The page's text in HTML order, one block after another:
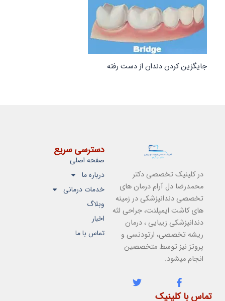
جایگزین کردن دندان از دست رفته
در کلینیک تخصصی دکتر
محمدرضا دل آرام درمان های
تخصصی دندانپزشکی در زمینه
های کاشت ایمپلنت، جراحی لثه
دندانپزشکی زیبایی ، درمان
ریشه تخصصی، ارتودنسی و
پروتز نیز توسط متخصصین
انجام میشود.
F
a
T
w
دسترسی سریع
صفحه اصلی
درباره ما
خدمات درمانی
وبلاگ
اخبار
تماس با ما
تماس با کلینیک